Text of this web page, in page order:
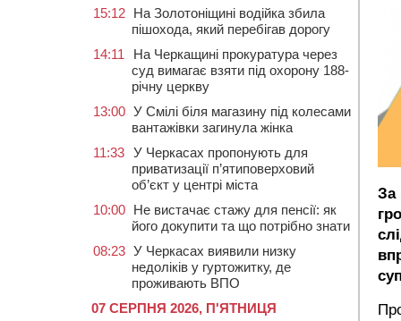
За
15:12 На Золотоніщині водійка збила
пішохода, який перебігав дорогу
14:11
На Черкащині прокуратура через
суд вимагає взяти під охорону 188-
річну церкву
13:00 У Смілі біля магазину під колесами
вантажівки загинула жінка
11:33 У Черкасах пропонують для
приватизації п’ятиповерховий
об’єкт у центрі міста
10:00 Не вистачає стажу для пенсії: як
його докупити та що потрібно знати
08:23 У Черкасах виявили низку
недоліків у гуртожитку, де
проживають ВПО
07 СЕРПНЯ 2026, П'ЯТНИЦЯ